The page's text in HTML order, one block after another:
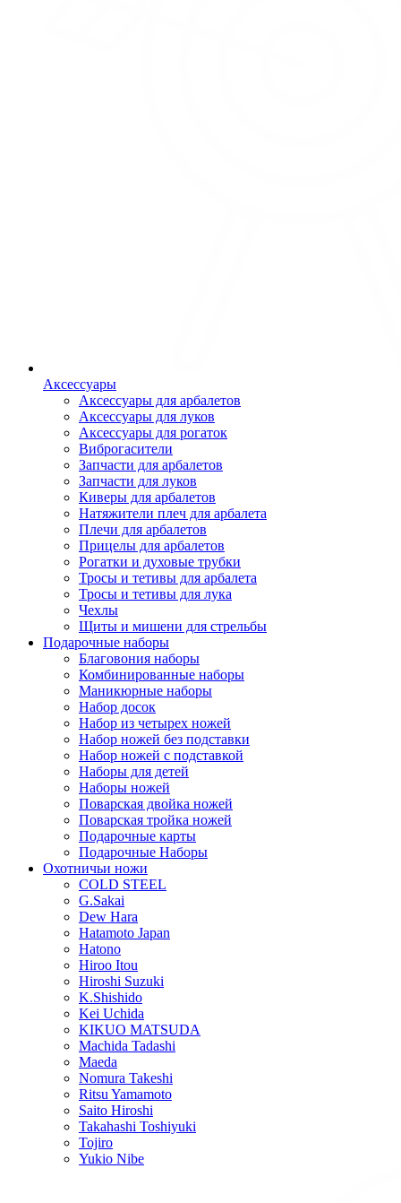
Аксессуары
Аксессуары для арбалетов
Аксессуары для луков
Аксессуары для рогаток
Виброгасители
Запчасти для арбалетов
Запчасти для луков
Киверы для арбалетов
Натяжители плеч для арбалета
Плечи для арбалетов
Прицелы для арбалетов
Рогатки и духовые трубки
Тросы и тетивы для арбалета
Тросы и тетивы для лука
Чехлы
Щиты и мишени для стрельбы
Подарочные наборы
Благовония наборы
Комбинированные наборы
Маникюрные наборы
Набор досок
Набор из четырех ножей
Набор ножей без подставки
Набор ножей с подставкой
Наборы для детей
Наборы ножей
Поварская двойка ножей
Поварская тройка ножей
Подарочные карты
Подарочные Наборы
Охотничьи ножи
COLD STEEL
G.Sakai
Dew Hara
Hatamoto Japan
Hatono
Hiroo Itou
Hiroshi Suzuki
K.Shishido
Kei Uchida
KIKUO MATSUDA
Machida Tadashi
Maeda
Nomura Takeshi
Ritsu Yamamoto
Saito Hiroshi
Takahashi Toshiyuki
Tojiro
Yukio Nibe